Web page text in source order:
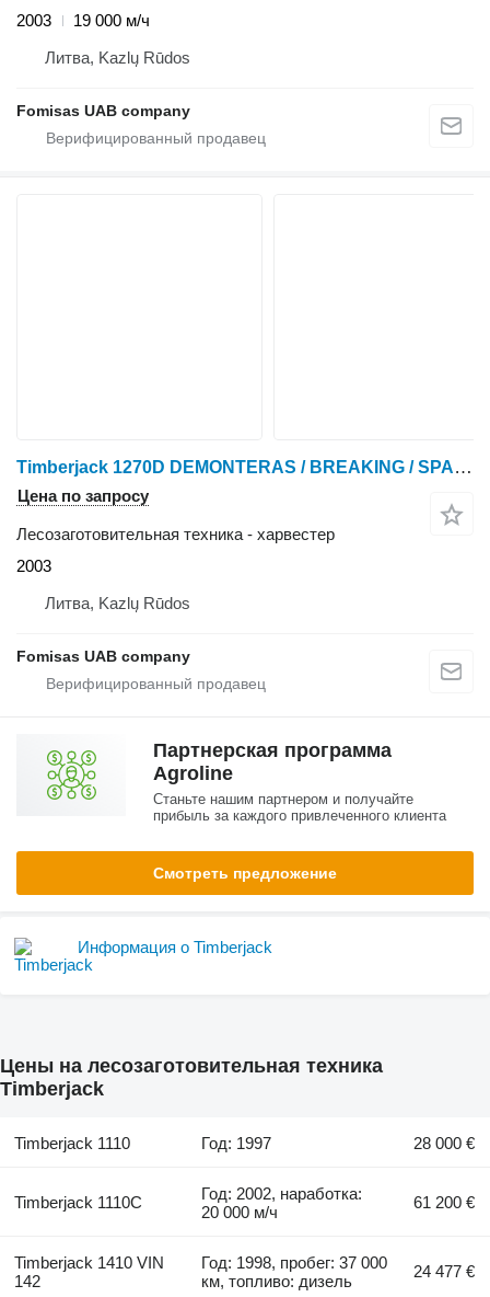
2003
19 000 м/ч
Литва, Kazlų Rūdos
Fomisas UAB company
Timberjack 1270D DEMONTERAS / BREAKING / SPARE PARTS
Цена по запросу
Лесозаготовительная техника - харвестер
2003
Литва, Kazlų Rūdos
Fomisas UAB company
Партнерская программа
Agroline
Станьте нашим партнером и получайте
прибыль за каждого привлеченного клиента
Смотреть предложение
Информация о Timberjack
Цены на лесозаготовительная техника
Timberjack
Timberjack 1110 Год: 1997 28 000 €
Timberjack 1110C
Год: 2002, наработка:
20 000 м/ч
61 200 €
Timberjack 1410 VIN
142
Год: 1998, пробег: 37 000
км, топливо: дизель
24 477 €